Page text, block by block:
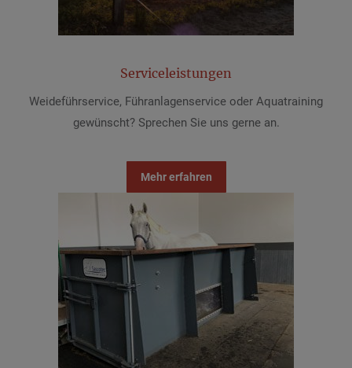
Serviceleistungen
Weideführservice, Führanlagenservice oder Aquatraining
gewünscht? Sprechen Sie uns gerne an.
Mehr erfahren